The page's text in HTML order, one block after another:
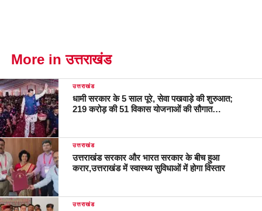
More in उत्तराखंड
उत्तराखंड
धामी सरकार के 5 साल पूरे, सेवा पखवाड़े की शुरुआत;
219 करोड़ की 51 विकास योजनाओं की सौगात…
उत्तराखंड
उत्तराखंड सरकार और भारत सरकार के बीच हुआ
करार,उत्तराखंड में स्वास्थ्य सुविधाओं में होगा विस्तार
उत्तराखंड